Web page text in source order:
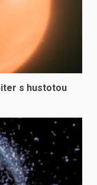
s hustotou